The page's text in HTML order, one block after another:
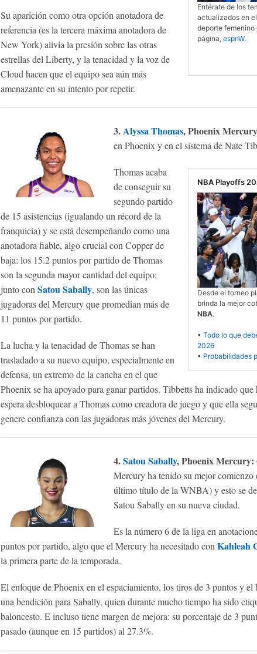
Entérate de los
actualizados en
deporte femenino
página, espnW.
Su aparición como otra opción anotadora de
referencia (es la tercera máxima anotadora de
New York) alivia la presión sobre las otras
estrellas del Liberty, y la tenacidad y la voz de
Cloud hacen que el equipo sea aún más
amenazante en su intento por repetir.
3.Alyssa Thomas, Phoenix
en Phoenix y en el sistema de Nate
NBA Playoffs
Desde el torneo
brinda la mejor
NBA.
• Todo lo que
2026
• Probabilidades
Thomas acaba
de conseguir su
segundo partido
de 15 asistencias (igualando un récord de la
franquicia) y se está desempeñando como una
anotadora fiable, algo crucial con Copper de
baja: los 15.2 puntos por partido de Thomas
son la segunda mayor cantidad del equipo;
junto conSatou Sabally, son las únicas
jugadoras del Mercury que promedian más de
11 puntos por partido.
La lucha y la tenacidad de Thomas se han
trasladado a su nuevo equipo, especialmente en
defensa, un extremo de la cancha en el que
Phoenix se ha apoyado para ganar partidos. Tibbetts ha indicado que
espera desbloquear a Thomas como creadora de juego y que ella
genere confianza con las jugadoras más jóvenes del Mercury.
4.Satou Sabally, Phoenix Mercury:
Mercury ha tenido su mejor comienzo
último título de la WNBA) y esto se
Satou Sabally en su nueva ciudad.
Es la número 6 de la liga en
puntos por partido, algo que el Mercury ha necesitado conKahleah
la primera parte de la temporada.
El enfoque de Phoenix en el espaciamiento, los tiros de 3 puntos y
una bendición para Sabally, quien durante mucho tiempo ha sido
baloncesto. E incluso tiene margen de mejora: su porcentaje de 3
pasado (aunque en 15 partidos) al 27.3%.